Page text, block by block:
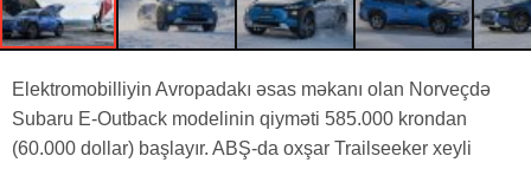
Elektromobilliyin Avropadakı əsas məkanı olan Norveçdə
Subaru E-Outback modelinin qiyməti 585.000 krondan
(60.000 dollar) başlayır. ABŞ-da oxşar Trailseeker xeyli